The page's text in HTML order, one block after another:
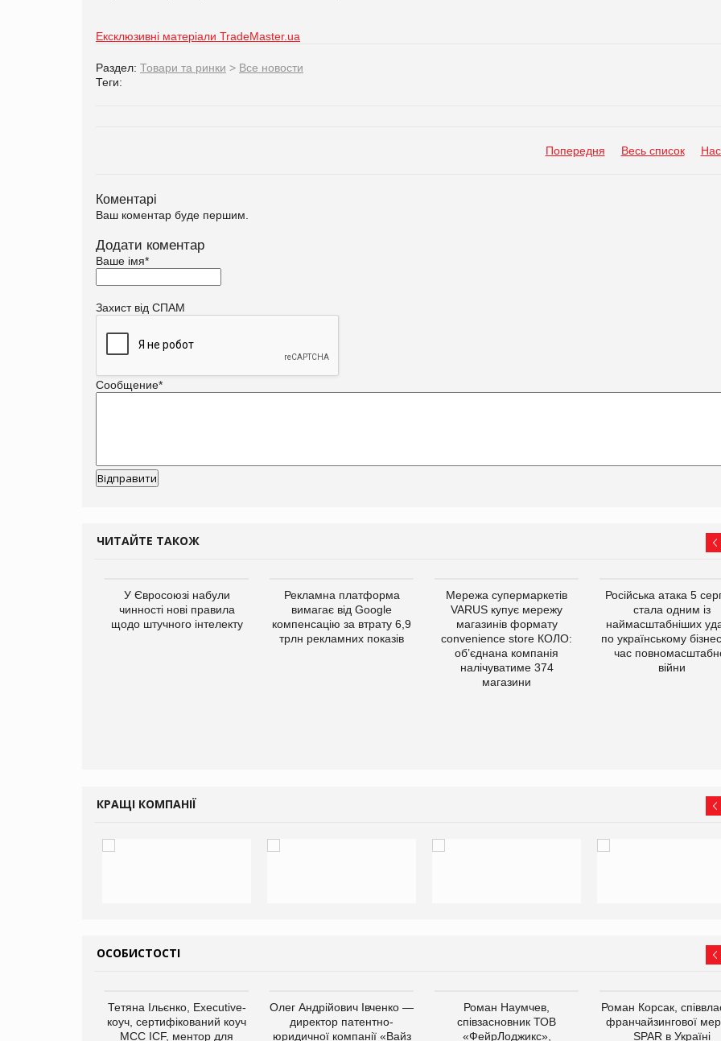
Ексклюзивні матеріали TradeMaster.ua
Раздел: Товари та ринки > Все новости
Теги:
Попередня Весь список
Коментарі
Ваш коментар буде першим.
Додати коментар
Ваше імя*
Захист від СПАМ
Сообщение*
ЧИТАЙТЕ ТАКОЖ
У Євросоюзі набули
чинності нові правила
щодо штучного інтелекту
Рекламна платформа
вимагає від Google
компенсацію за втрату 6,9
трлн рекламних показів
Мережа супермаркетів
VARUS купує мережу
магазинів формату
convenience store КОЛО:
об’єднана компанія
налічуватиме 374
магазини
Російська атака 5
стала одним із
наймасштабніших
по українському
час
війни
КРАЩІ КОМПАНІЇ
ОСОБИСТОСТІ
Тетяна Ільєнко, Executive-
коуч, сертифікований коуч
МСС ICF, ментор для
Олег Андрійович Івченко —
директор патентно-
юридичної компанії «Вайз
Роман Наумчев,
співзасновник ТОВ
«ФейрЛоджикс»,
Роман Корсак,
франчайзингової
SPAR в Україні